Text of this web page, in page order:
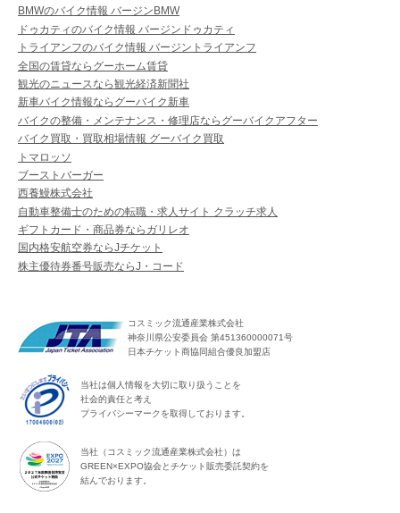
BMWのバイク情報 バージンBMW
ドゥカティのバイク情報 バージンドゥカティ
トライアンフのバイク情報 バージントライアンフ
全国の賃貸ならグーホーム賃貸
観光のニュースなら観光経済新聞社
新車バイク情報ならグーバイク新車
バイクの整備・メンテナンス・修理店ならグーバイクアフター
バイク買取・買取相場情報 グーバイク買取
トマロッソ
ブーストバーガー
西養鰻株式会社
自動車整備士のための転職・求人サイト クラッチ求人
ギフトカード・商品券ならガリレオ
国内格安航空券ならJチケット
株主優待券番号販売ならJ・コード
コスミック流通産業株式会社
神奈川県公安委員会 第451360000071号
日本チケット商協同組合優良加盟店
当社は個人情報を大切に取り扱うことを
社会的責任と考え
プライバシーマークを取得しております。
当社（コスミック流通産業株式会社）は
GREEN×EXPO協会とチケット販売委託契約を
結んでおります。